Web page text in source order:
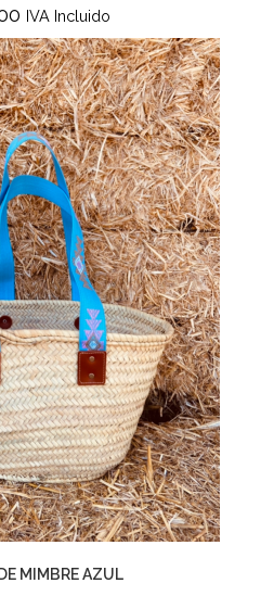
IVA Incluido
MIMBRE AZUL